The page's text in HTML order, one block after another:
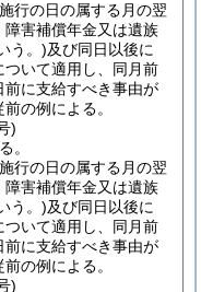
行の日の属する月の翌
障害補償年金又は遺族
う。)及び同日以後に
いて適用し、同月前
に支給すべき事由が
の例による。
)
。
行の日の属する月の翌
障害補償年金又は遺族
う。)及び同日以後に
いて適用し、同月前
に支給すべき事由が
の例による。
)